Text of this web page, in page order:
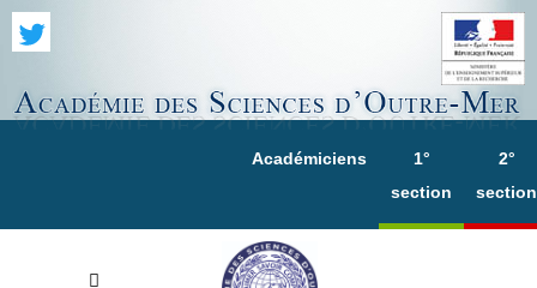
Académiciens
1°
section
2°
section